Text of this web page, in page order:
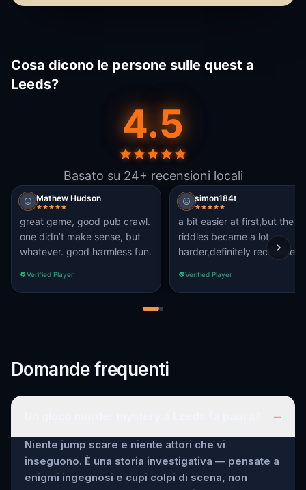
Cosa dicono le persone sulle quest a
Leeds?
4.5
Basato su 24+ recensioni locali
Mathew Hudson
great game, good pub crawl.
one didn’t make sense, but
whatever. good harmless fun.
Verified Player
simon184t
a bit easier at first,but the
riddles became a lot
harder,definitely
Verified Player
Domande frequenti
–
Niente jump scare e niente attori che vi
inseguono. È una storia investigativa — pensate a
enigmi ingegnosi e cupi colpi di scena, non